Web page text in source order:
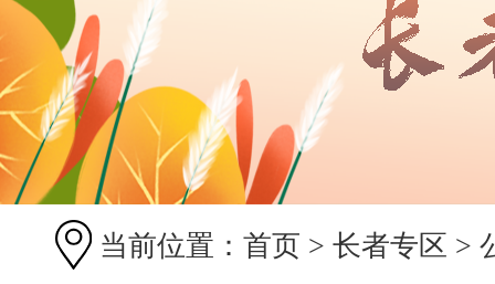
当前位置： 首页 > 长者专区 >